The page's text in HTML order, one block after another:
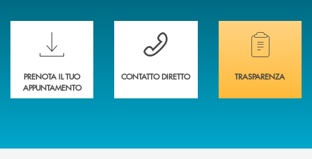
Scopri le funzionalità della nuova PRENOTA BANCA
PRENOTA IL TUO
APPUNTAMENTO
Hai bisogno di assistenza immediata?
CONTATTO DIRETTO
Hai bisogno di
TRASPARENZA